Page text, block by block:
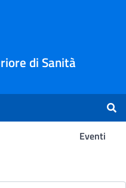
di Sanità
Eventi
-